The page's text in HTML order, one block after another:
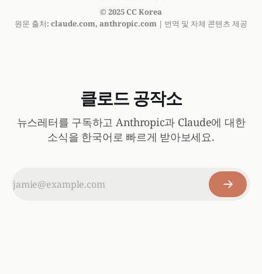
© 2025 CC Korea
원문 출처: claude.com, anthropic.com | 번역 및 자체 콘텐츠 제공
클로드 공작소
뉴스레터를 구독하고 Anthropic과 Claude에 대한
소식을 한국어로 빠르게 받아보세요.